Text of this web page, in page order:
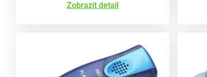
Zobrazit detail